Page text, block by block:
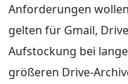
Anforderungen
gelten für Gmail,
Aufstockung bei
größeren Drive-